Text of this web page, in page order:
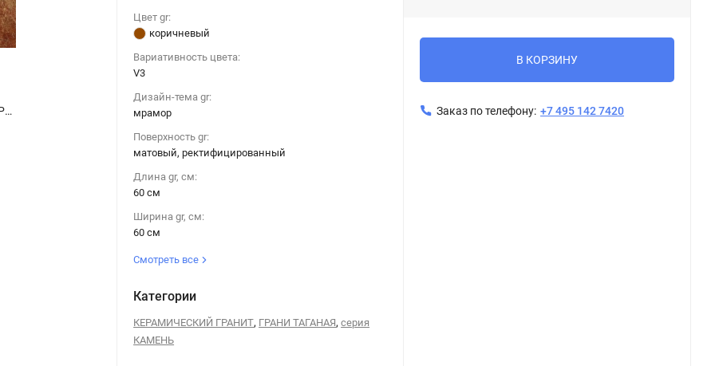
Керамогранит ГРАНИ ТАГАНАЯ GRESSE STONE SIMBEL ESPERA / Симбел Эспера GRS05-25 мрамор коричневый 60x60
Цвет gr:
коричневый
Вариативность цвета:
V3
Дизайн-тема gr:
мрамор
Поверхность gr:
матовый, ректифицированный
Длина gr, см:
60 см
Ширина gr, см:
60 см
Смотреть все
Категории
КЕРАМИЧЕСКИЙ ГРАНИТ, ГРАНИ ТАГАНАЯ,серия
КАМЕНЬ
В КОРЗИНУ
Заказ по телефону: +7 495 142 7420